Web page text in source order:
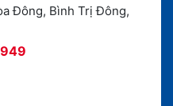
Đông, Bình Trị Đông,